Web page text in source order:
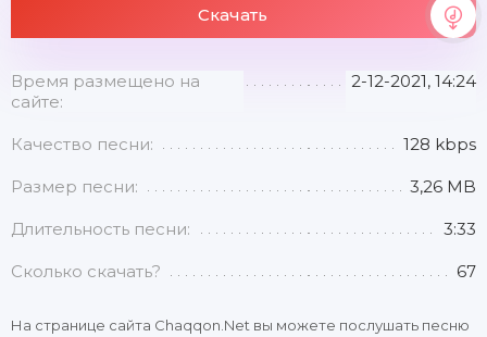
Скачать
Время размещено на
сайте:
2-12-2021, 14:24
Качество песни: 128 kbps
Размер песни: 3,26 MB
Длительность песни: 3:33
Сколько скачать? 67
На странице сайта Chaqqon.Net вы можете послушать песню